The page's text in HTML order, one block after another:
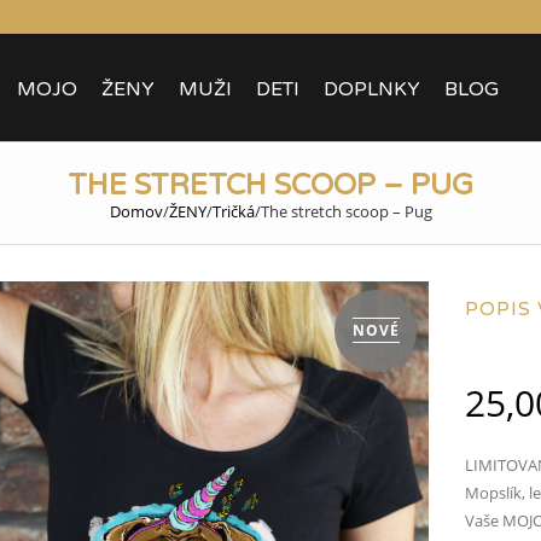
MOJO ŽENY MUŽI DETI DOPLNKY BLOG
THE STRETCH SCOOP – PUG
Domov/ŽENY/Tričká/The stretch scoop – Pug
NOVÉ
POPIS
Mopslík,
Vaše